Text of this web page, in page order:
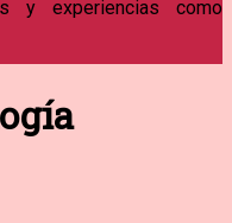
y experiencias como